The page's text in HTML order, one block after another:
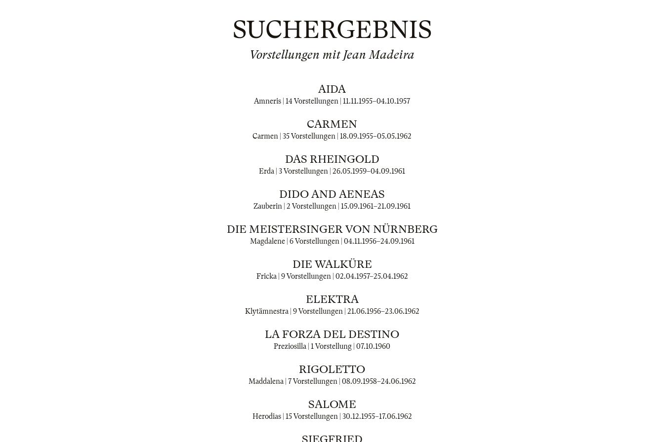
SUCHERGEBNIS
Vorstellungen mit Jean Madeira
AIDA
Amneris | 14 Vorstellungen | 11.11.1955–04.10.1957
CARMEN
Carmen | 35 Vorstellungen | 18.09.1955–05.05.1962
DAS RHEINGOLD
Erda | 3 Vorstellungen | 26.05.1959–04.09.1961
DIDO AND AENEAS
Zauberin | 2 Vorstellungen | 15.09.1961–21.09.1961
DIE MEISTERSINGER VON NÜRNBERG
Magdalene | 6 Vorstellungen | 04.11.1956–24.09.1961
DIE WALKÜRE
Fricka | 9 Vorstellungen | 02.04.1957–25.04.1962
ELEKTRA
Klytämnestra | 9 Vorstellungen | 21.06.1956–23.06.1962
LA FORZA DEL DESTINO
Preziosilla | 1 Vorstellung | 07.10.1960
RIGOLETTO
Maddalena | 7 Vorstellungen | 08.09.1958–24.06.1962
SALOME
Herodias | 15 Vorstellungen | 30.12.1955–17.06.1962
SIEGFRIED